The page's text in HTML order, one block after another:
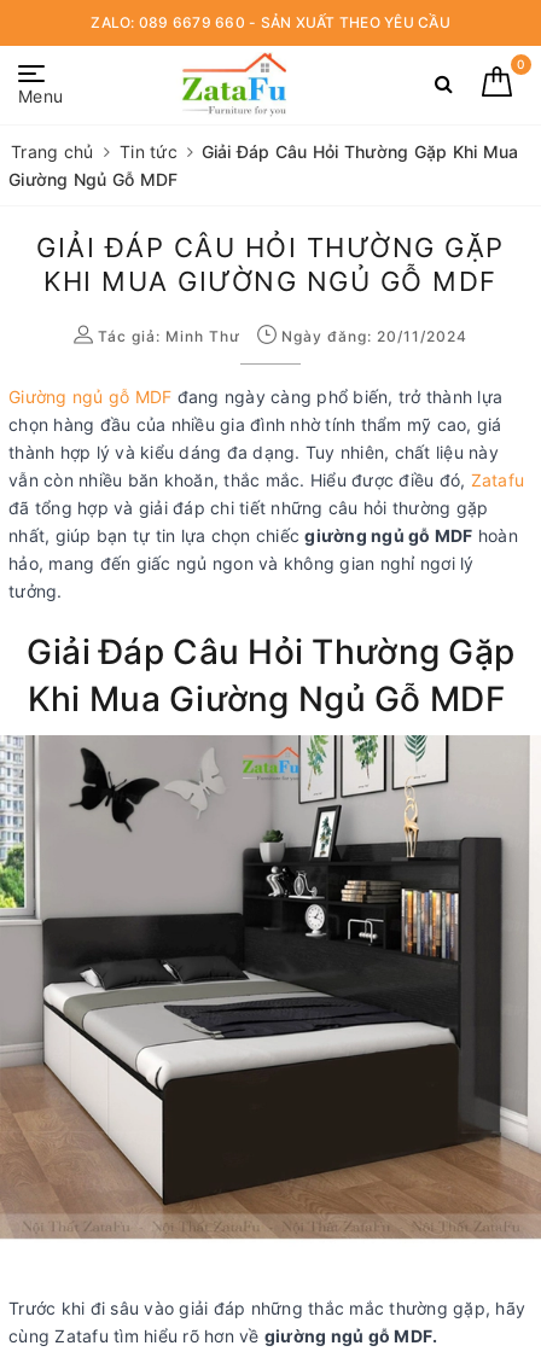
ZALO: 089 6679 660 - SẢN XUẤT THEO YÊU CẦU
Menu
0
Trang chủ Tin tức
Giải Đáp Câu Hỏi Thường Gặp Khi Mua
Giường Ngủ Gỗ MDF
GIẢI ĐÁP CÂU HỎI THƯỜNG GẶP
KHI MUA GIƯỜNG NGỦ GỖ MDF
Tác giả: Minh Thư Ngày đăng: 20/11/2024
Giường ngủ gỗ MDF đang ngày càng phổ biến, trở thành lựa
chọn hàng đầu của nhiều gia đình nhờ tính thẩm mỹ cao, giá
thành hợp lý và kiểu dáng đa dạng. Tuy nhiên, chất liệu này
vẫn còn nhiều băn khoăn, thắc mắc. Hiểu được điều đó, Zatafu
đã tổng hợp và giải đáp chi tiết những câu hỏi thường gặp
nhất, giúp bạn tự tin lựa chọn chiếcgiường ngủ gỗ MDF hoàn
hảo, mang đến giấc ngủ ngon và không gian nghỉ ngơi lý
tưởng.
Giải Đáp Câu Hỏi Thường Gặp
Khi Mua Giường Ngủ Gỗ MDF
Trước khi đi sâu vào giải đáp những thắc mắc thường gặp, hãy
cùng Zatafu tìm hiểu rõ hơn về giường ngủ gỗ MDF.